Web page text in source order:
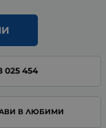
025 454
В ЛЮБИМИ